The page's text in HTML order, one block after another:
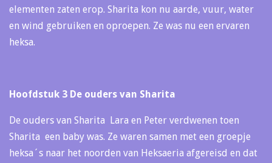
elementen zaten erop. Sharita kon nu aarde, vuur, water
en wind gebruiken en oproepen. Ze was nu een ervaren
heksa.
Hoofdstuk 3 De ouders van Sharita
De ouders van Sharita Lara en Peter verdwenen toen
Sharita een baby was. Ze waren samen met een groepje
heksa´s naar het noorden van Heksaeria afgereisd en dat